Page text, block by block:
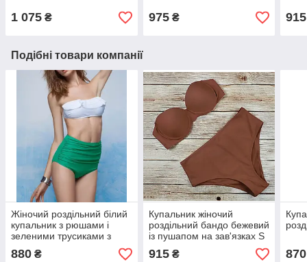
1 075 ₴ 975₴ 915
Подібні товари компанії
Жіночий роздільний білий
купальник з рюшами і
зеленими трусиками з
880 ₴
Купальник жіночий
роздільний бандо бежевий
із пушапом на зав'язках S
915₴ 870